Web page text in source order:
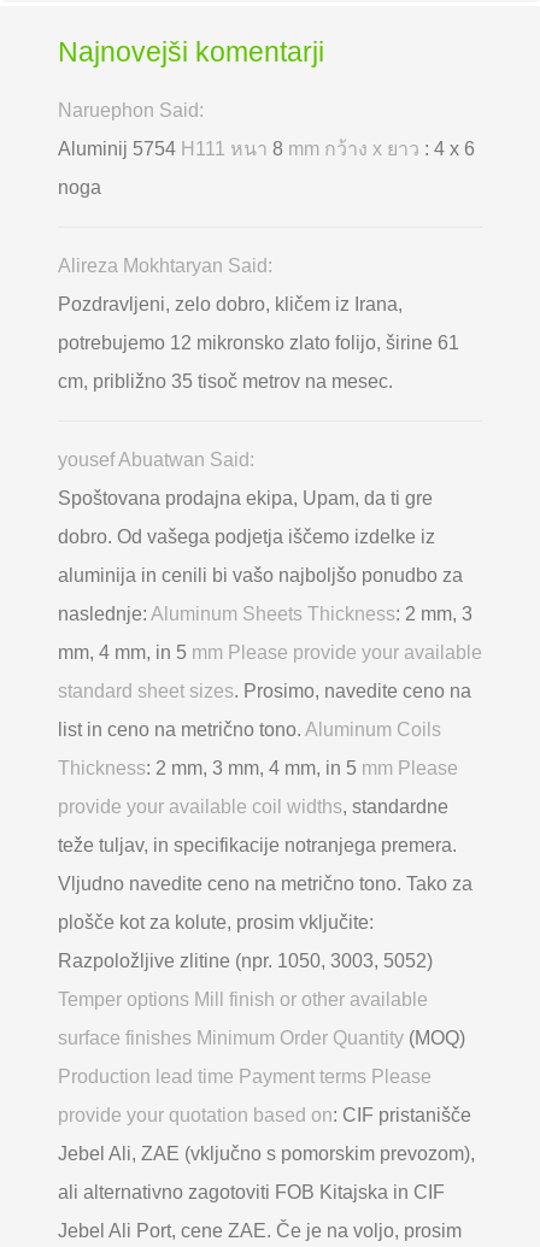
Najnovejši komentarji
Naruephon Said:
Aluminij 5754 H111 หนา 8 mm กว้าง x ยาว : 4 x 6
noga
Alireza Mokhtaryan Said:
Pozdravljeni, zelo dobro, kličem iz Irana,
potrebujemo 12 mikronsko zlato folijo, širine 61
cm, približno 35 tisoč metrov na mesec.
yousef Abuatwan Said:
Spoštovana prodajna ekipa, Upam, da ti gre
dobro. Od vašega podjetja iščemo izdelke iz
aluminija in cenili bi vašo najboljšo ponudbo za
naslednje: Aluminum Sheets Thickness: 2 mm, 3
mm, 4 mm, in 5 mm Please provide your available
standard sheet sizes. Prosimo, navedite ceno na
list in ceno na metrično tono. Aluminum Coils
Thickness: 2 mm, 3 mm, 4 mm, in 5 mm Please
provide your available coil widths, standardne
teže tuljav, in specifikacije notranjega premera.
Vljudno navedite ceno na metrično tono. Tako za
plošče kot za kolute, prosim vključite:
Razpoložljive zlitine (npr. 1050, 3003, 5052)
Temper options Mill finish or other available
surface finishes Minimum Order Quantity (MOQ)
Production lead time Payment terms Please
provide your quotation based on: CIF pristanišče
Jebel Ali, ZAE (vključno s pomorskim prevozom),
ali alternativno zagotoviti FOB Kitajska in CIF
Jebel Ali Port, cene ZAE. Če je na voljo, prosim